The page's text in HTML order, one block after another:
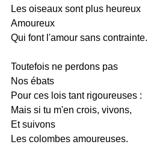
Les oiseaux sont plus heureux
Amoureux
Qui font l'amour sans contrainte.
Toutefois ne perdons pas
Nos ébats
Pour ces lois tant rigoureuses :
Mais si tu m'en crois, vivons,
Et suivons
Les colombes amoureuses.